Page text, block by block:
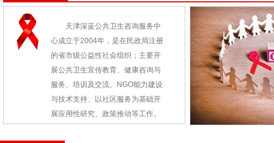
天津深蓝公共卫生咨询服务中
心成立于2004年，是在民政局注册
的省市级公益性社会组织；主要开
展公共卫生宣传教育、健康咨询与
服务、培训及交流、NGO能力建设
与技术支持、以社区服务为基础开
展应用性研究、政策推动等工作。